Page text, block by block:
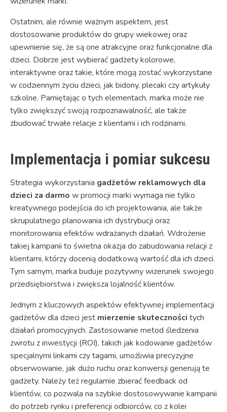
Ostatnim, ale równie ważnym aspektem, jest
dostosowanie produktów do grupy wiekowej oraz
upewnienie się, że są one atrakcyjne oraz funkcjonalne dla
dzieci. Dobrze jest wybierać gadżety kolorowe,
interaktywne oraz takie, które mogą zostać wykorzystane
w codziennym życiu dzieci, jak bidony, plecaki czy artykuły
szkolne. Pamiętając o tych elementach, marka może nie
tylko zwiększyć swoją rozpoznawalność, ale także
zbudować trwałe relacje z klientami i ich rodzinami.
Implementacja i pomiar sukcesu
Strategia wykorzystania gadżetów reklamowych dla
dzieci za darmo w promocji marki wymaga nie tylko
kreatywnego podejścia do ich projektowania, ale także
skrupulatnego planowania ich dystrybucji oraz
monitorowania efektów wdrażanych działań. Wdrożenie
takiej kampanii to świetna okazja do zabudowania relacji z
klientami, którzy docenią dodatkową wartość dla ich dzieci.
Tym samym, marka buduje pozytywny wizerunek swojego
przedsiębiorstwa i zwiększa lojalność klientów.
Jednym z kluczowych aspektów efektywnej implementacji
gadżetów dla dzieci jest mierzenie skuteczności tych
działań promocyjnych. Zastosowanie metod śledzenia
zwrotu z inwestycji (ROI), takich jak kodowanie gadżetów
specjalnymi linkami czy tagami, umożliwia precyzyjne
obserwowanie, jak dużo ruchu oraz konwersji generują te
gadżety. Należy też regularnie zbierać feedback od
klientów, co pozwala na szybkie dostosowywanie kampanii
do potrzeb rynku i preferencji odbiorców, co z kolei